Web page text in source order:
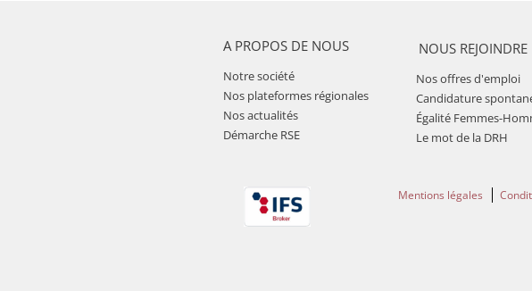
A PROPOS DE NOUS
Notre société
Nos plateformes régionales
Nos actualités
Démarche RSE
NOUS REJOINDRE
Nos offres d'emploi
Candidature
Égalité Femmes-
Le mot de la DRH
Mentions légales